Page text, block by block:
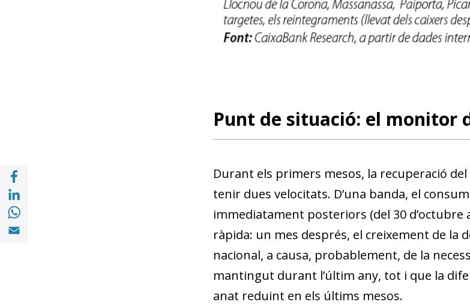
Compartir a Facebook (opens in a new window)
Compartir a with Linkedin (opens in a new window)
Compartir a with Whatsapp (opens in a new window)
Punt de situació: el monitor
Durant els primers mesos, la recuperació
tenir dues velocitats. D’una banda, el
immediatament posteriors (del 30
ràpida: un mes després, el creixement de la
nacional, a causa, probablement, de la
mantingut durant l’últim any, tot i que la
anat reduint en els últims mesos.